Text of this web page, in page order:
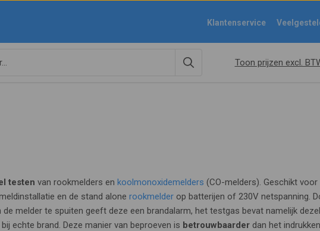
Klantenservice
Toon prijzen excl.
testen van rookmelders en koolmonoxidemelders (CO-melders). Geschikt voor
en de stand alone rookmelderop batterijen of 230V netspanning.
de melder te spuiten geeft deze een brandalarm, het testgas bevat namelijk
echte brand. Deze manier van beproeven is betrouwbaarderdan het